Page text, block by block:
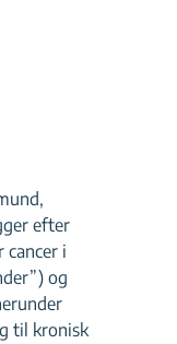
efter
cancer i
og
til kronisk